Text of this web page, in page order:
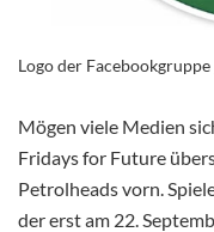
Logo der
Mögen viele Medien
Fridays for Future
Petrolheads vorn.
der erst am 22.